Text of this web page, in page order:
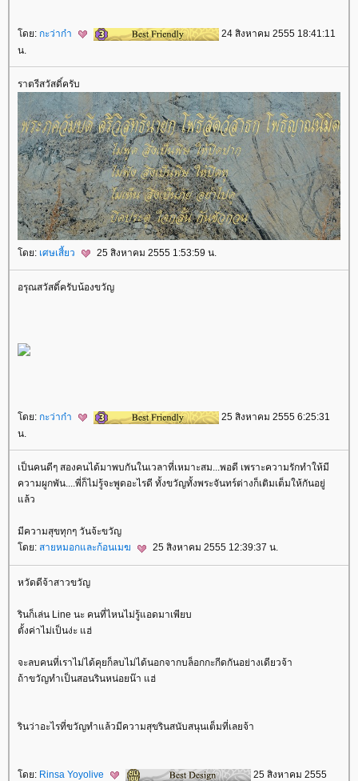
ดย: กะว่าก๋า
24 สิงหาคม 2555 18:41:11
น.
ราตรีสวัสดิ์ครับ
ดย: เศษเสี้ยว 25 สิงหาคม 2555 1:53:59 น.
อรุณสวัสดิ์ครับน้องขวัญ
ดย: กะว่าก๋า
25 สิงหาคม 2555 6:25:31
น.
เป็นคนดีๆ สองคนได้มาพบกันในเวลาที่เหมาะสม...พอดี เพราะความรักทำให้มี
ความผูกพัน....พี่ก็ไม่รู้จะพูดอะไรดี ทั้งขวัญทั้งพระจันทร์ต่างก็เติมเต็มให้กันอยู่
ล้ว
มีความสุขทุกๆ วันจ้ะขวัญ
ดย: สายหมอกและก้อนเมฆ 25 สิงหาคม 2555 12:39:37 น.
หวัดดีจ้าสาวขวัญ
รินก็เล่น Line นะ คนที่ไหนไม่รู้แอดมาเพียบ
ตั้งค่าไม่เป็นง่ะ แฮ่
จะลบคนที่เราไม่ได้คุยก็ลบไม่ได้นอกจากบล็อกกะกีดกันอย่างเดียวจ้า
ถ้าขวัญทำเป็นสอนรินหน่อยน๊า แฮ่
รินว่าอะไรที่ขวัญทำแล้วมีความสุขรินสนับสนุนเต็มที่เลยจ้า
ดย: Rinsa Yoyolive 25 สิงหาคม 2555